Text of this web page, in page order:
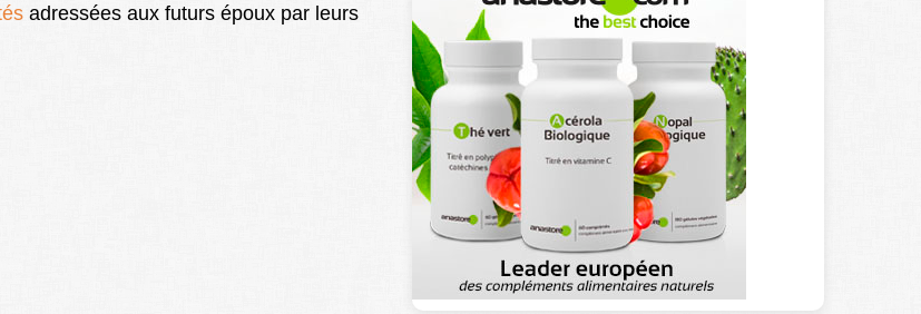
adressées aux futurs époux par leurs